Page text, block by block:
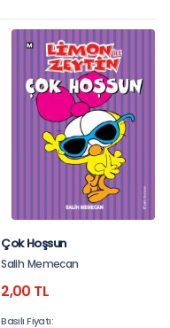
Çok Hoşsun
Salih Memecan
2,00 TL
Basılı Fiyatı: